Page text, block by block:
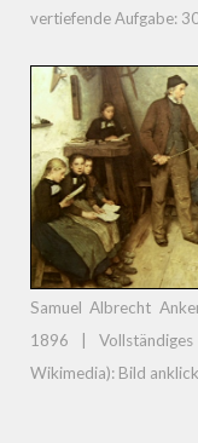
vertiefende Aufgabe:
Samuel Albrecht
1896 |
Wikimedia): Bild